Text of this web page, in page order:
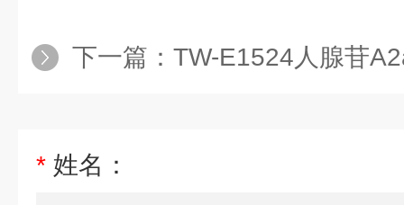
下一篇： TW-E1524人腺苷A2a受体
* 姓名：